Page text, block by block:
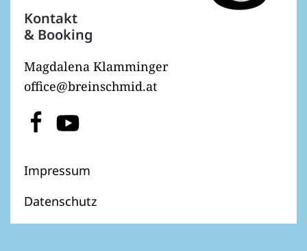
Kontakt
& Booking
Magdalena Klamminger
office@breinschmid.at
Impressum
Datenschutz